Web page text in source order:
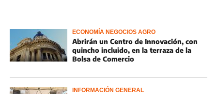
ECONOMÍA NEGOCIOS AGRO
Abrirán un Centro de Innovación, con
quincho incluido, en la terraza de la
Bolsa de Comercio
INFORMACIÓN GENERAL